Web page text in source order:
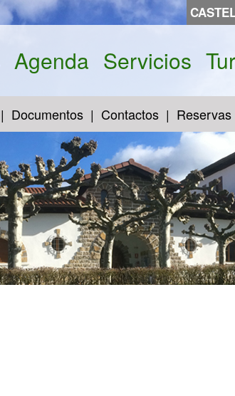
Agenda Servicios
Documentos Contactos Reservas